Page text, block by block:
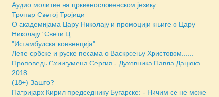
Аудио молитве на црквенословенском језику...
Тропар Светој Тројици
О академијама Цару Николају и промоцији књиге о Цару
Николају "Свети Ц...
"Истамбулска конвенција"
Лепе србске и руске песама о Васкрсењу Христовом......
Проповедь Схиигумена Сергия - Духовника Павла Дацюка
2018...
(18+) Зашто?
Патријарх Кирил председнику Бугарске: - Ничим се не може